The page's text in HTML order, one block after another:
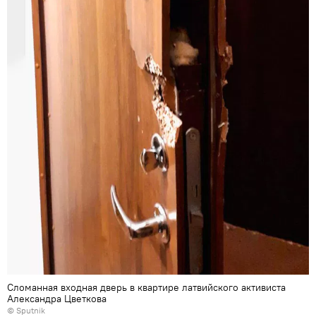
Сломанная входная дверь в квартире латвийского активиста
Александра Цветкова
© Sputnik